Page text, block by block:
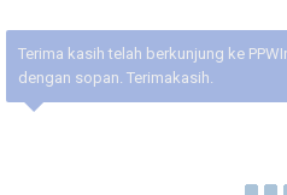
Terima kasih telah berkunjung ke
dengan sopan. Terimakasih.